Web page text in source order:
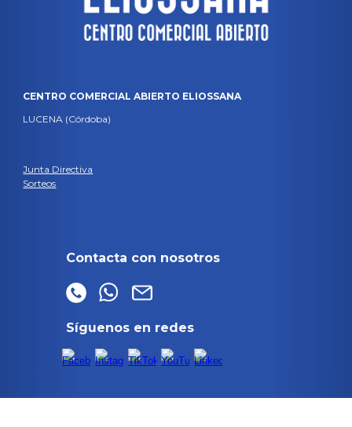
CENTRO COMERCIAL ABIERTO ELIOSSANA
LUCENA (Córdoba)
Junta Directiva
Sorteos
Contacta con nosotros
Síguenos en redes